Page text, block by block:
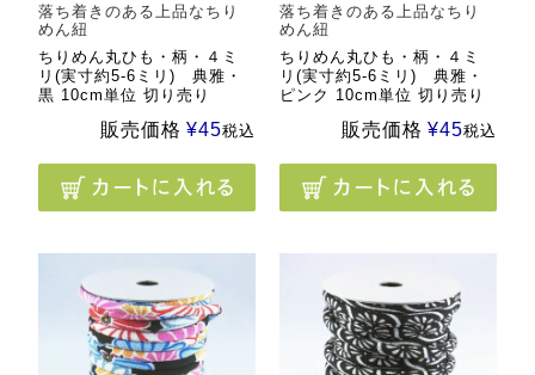
落ち着きのある上品なちり
めん紐
ちりめん丸ひも・柄・４ミ
リ(実寸約5-6ミリ) 典雅・
黒 10cm単位 切り売り
販売価格 ¥45税込
落ち着きのある上品なちり
めん紐
ちりめん丸ひも・柄・４ミ
リ(実寸約5-6ミリ) 典雅・
ピンク 10cm単位 切り売り
販売価格 ¥45税込